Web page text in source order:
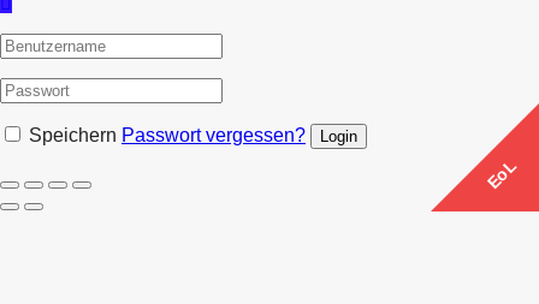
EoL
Speichern Passwort vergessen?